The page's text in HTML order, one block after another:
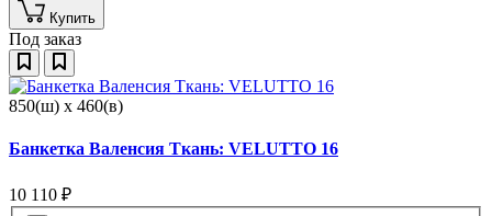
Купить
Под заказ
850(ш) x 460(в)
Банкетка Валенсия Ткань: VELUTTO 16
10 110 ₽